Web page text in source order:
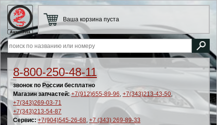
8-800-250-48-11
звонок по России бесплатно
Магазин запчастей: +7(912)655-89-96, +7(343)213-43-50,
+7(343)269-03-71
+7(343)213-54-87
Сервис: +7(904)545-26-68, +7 (343) 269-89-33
Ваша корзина пуста